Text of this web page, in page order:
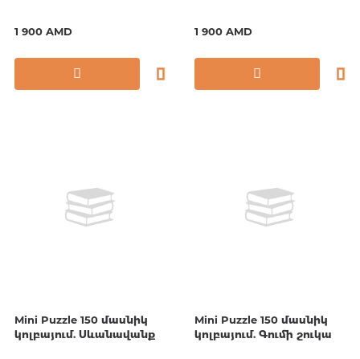
1 900 AMD 1 900 AMD
Mini Puzzle 150 մասնիկ
կոլբայում. Սևանավանք
Mini Puzzle 150 մասնիկ
կոլբայում. Գումի շուկա